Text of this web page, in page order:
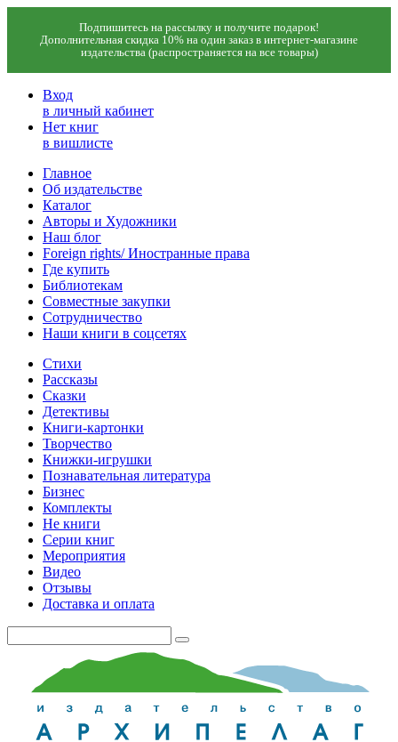
Подпишитесь на рассылку и получите подарок!
Дополнительная скидка 10% на один заказ в интернет-магазине
издательства (распространяется на все товары)
Вход
в личный кабинет
Нет книг
в вишлисте
Главное
Об издательстве
Каталог
Авторы и Художники
Наш блог
Foreign rights/ Иностранные права
Где купить
Библиотекам
Совместные закупки
Сотрудничество
Наши книги в соцсетях
Стихи
Рассказы
Сказки
Детективы
Книги-картонки
Творчество
Книжки-игрушки
Познавательная литература
Бизнес
Комплекты
Не книги
Серии книг
Мероприятия
Видео
Отзывы
Доставка и оплата